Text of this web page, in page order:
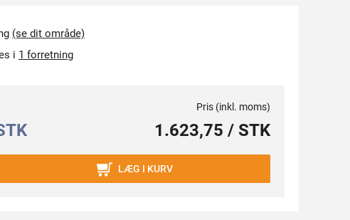
(se dit område)
i 1 forretning
Pris (inkl. moms)
1.623,75 / STK
LÆG I KURV